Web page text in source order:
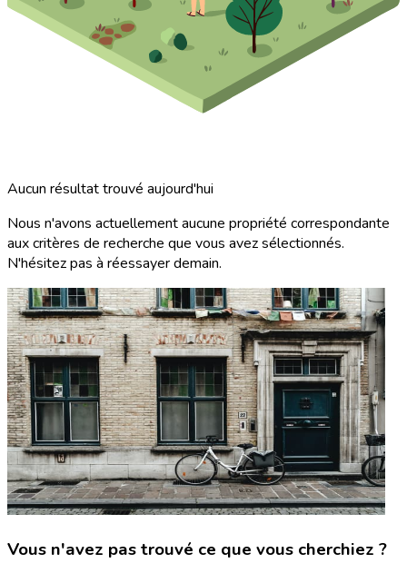
Aucun résultat trouvé aujourd'hui
Nous n'avons actuellement aucune propriété correspondante
aux critères de recherche que vous avez sélectionnés.
N'hésitez pas à réessayer demain.
Vous n'avez pas trouvé ce que vous cherchiez ?